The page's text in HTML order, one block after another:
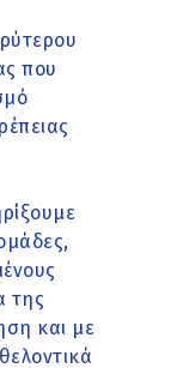
που
της
και με